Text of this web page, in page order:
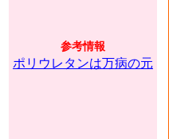
参考情報
ポリウレタンは万病の元